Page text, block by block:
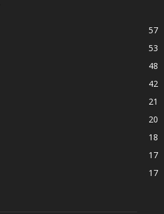
57
53
48
42
21
20
18
17
17